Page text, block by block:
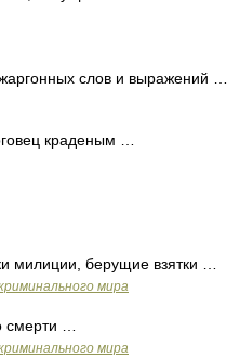
слов и выражений …
краденым …
милиции, берущие взятки …
мира
…
мира